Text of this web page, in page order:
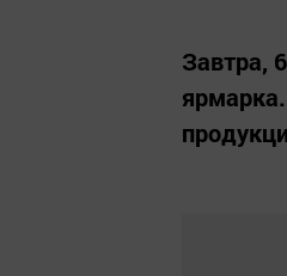
Завтра,